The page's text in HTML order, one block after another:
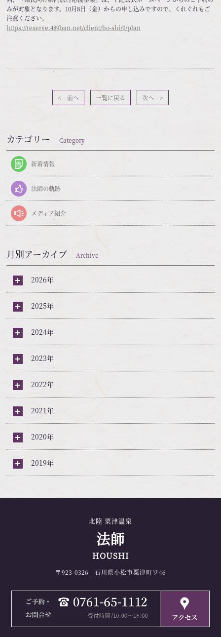
みが対象となります。10月8日（金）からの申し込みですので、くれぐれもご
注意ください。
https://reserve.489ban.net/client/ho-shi/0/plan
< 前へ 一覧に戻る 次へ >
カテゴリーCategory
新着情報
法師の軌跡
メディア紹介
月別アーカイブ Archive
2026年
2025年
2024年
2023年
2022年
2021年
2020年
2019年
北陸 粟津温泉
法師
HOUSHI
〒923-0326 石川県小松市粟津町ワ46